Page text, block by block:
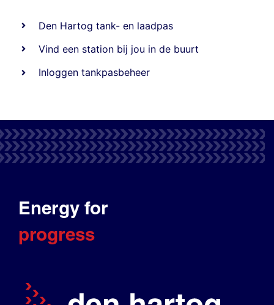
Den Hartog tank- en laadpas
Vind een station bij jou in de buurt
Inloggen tankpasbeheer
Energy for
progress